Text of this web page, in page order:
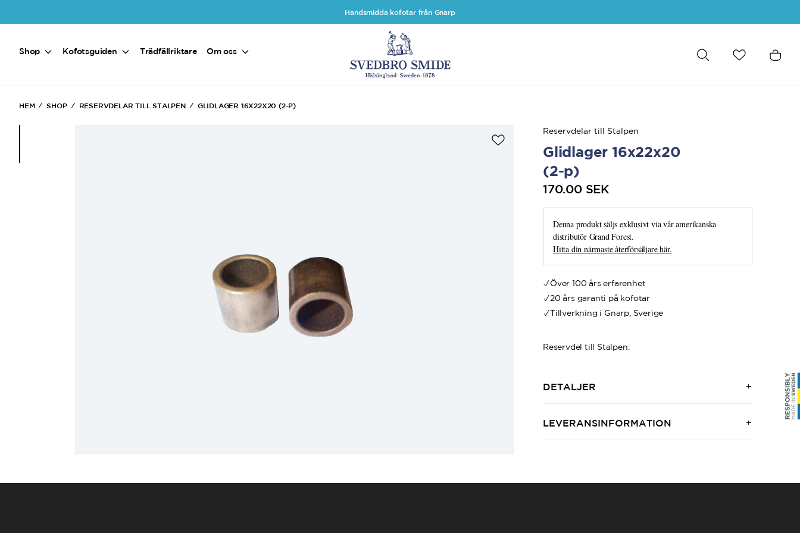
Handsmidda kofotar från Gnarp
Shop Kofotsguiden Trädfällriktare Om oss
HEM SHOP RESERVDELAR TILL STALPEN GLIDLAGER 16X22X20 (2-P)
Reservdelar till Stalpen
Glidlager 16x22x20
(2-p)
170.00 SEK
Denna produkt säljs exklusivt via vår amerikanska
distributör Grand Forest.
Hitta din närmaste återförsäljare här.
Över 100 års erfarenhet
20 års garanti på kofotar
Tillverkning i Gnarp, Sverige
Reservdel till Stalpen.
DETALJER
LEVERANSINFORMATION